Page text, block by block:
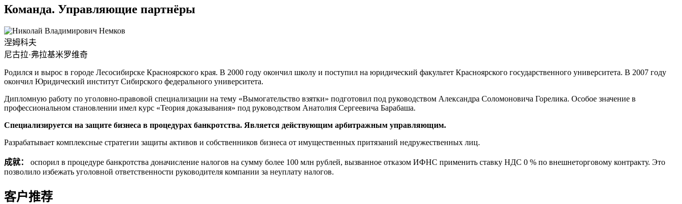
Команда. Управляющие партнёры
涅姆科夫
尼古拉·弗拉基米罗维奇
Родился и вырос в городе Лесосибирске Красноярского края. В 2000 году окончил школу и поступил на юридический факультет Красноярского государственного университета. В 2007 году
окончил Юридический институт Сибирского федерального университета.
Дипломную работу по уголовно-правовой специализации на тему «Вымогательство взятки» подготовил под руководством Александра Соломоновича Горелика. Особое значение в
профессиональном становлении имел курс «Теория доказывания» под руководством Анатолия Сергеевича Барабаша.
Специализируется на защите бизнеса в процедурах банкротства. Является действующим арбитражным управляющим.
Разрабатывает комплексные стратегии защиты активов и собственников бизнеса от имущественных притязаний недружественных лиц.
成就：
оспорил в процедуре банкротства доначисление налогов на сумму более 100 млн рублей, вызванное отказом ИФНС применить ставку НДС 0 % по внешнеторговому контракту. Это
позволило избежать уголовной ответственности руководителя компании за неуплату налогов.
客户推荐